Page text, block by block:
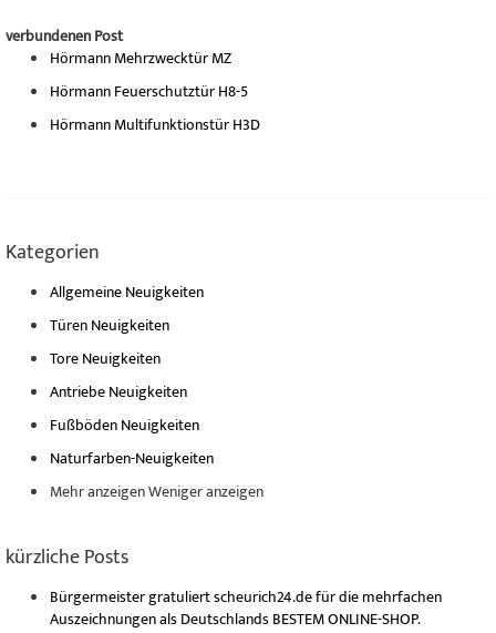
verbundenen Post
Hörmann Mehrzwecktür MZ
Hörmann Feuerschutztür H8-5
Hörmann Multifunktionstür H3D
Kategorien
Allgemeine Neuigkeiten
Türen Neuigkeiten
Tore Neuigkeiten
Antriebe Neuigkeiten
Fußböden Neuigkeiten
Naturfarben-Neuigkeiten
Mehr anzeigenWeniger anzeigen
kürzliche Posts
Bürgermeister gratuliert scheurich24.de für die mehrfachen
Auszeichnungen als Deutschlands BESTEM ONLINE-SHOP.